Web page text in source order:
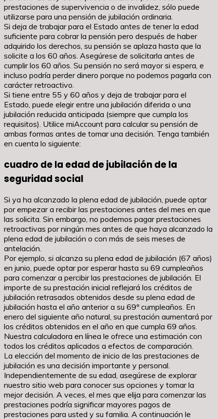
prestaciones de supervivencia o de invalidez, sólo puede
utilizarse para una pensión de jubilación ordinaria.
Si deja de trabajar para el Estado antes de tener la edad
suficiente para cobrar la pensión pero después de haber
adquirido los derechos, su pensión se aplaza hasta que la
solicite a los 60 años. Asegúrese de solicitarla antes de
cumplir los 60 años. Su pensión no será mayor si espera, e
incluso podría perder dinero porque no podemos pagarla con
carácter retroactivo.
Si tiene entre 55 y 60 años y deja de trabajar para el
Estado, puede elegir entre una jubilación diferida o una
jubilación reducida anticipada (siempre que cumpla los
requisitos). Utilice miAccount para calcular su pensión de
ambas formas antes de tomar una decisión. Tenga también
en cuenta lo siguiente:
cuadro de la edad de jubilación de la
seguridad social
Si ya ha alcanzado la plena edad de jubilación, puede optar
por empezar a recibir las prestaciones antes del mes en que
las solicita. Sin embargo, no podemos pagar prestaciones
retroactivas por ningún mes antes de que haya alcanzado la
plena edad de jubilación o con más de seis meses de
antelación.
Por ejemplo, si alcanza su plena edad de jubilación (67 años)
en junio, puede optar por esperar hasta su 69 cumpleaños
para comenzar a percibir las prestaciones de jubilación. El
importe de su prestación inicial reflejará los créditos de
jubilación retrasados obtenidos desde su plena edad de
jubilación hasta el año anterior a su 69º cumpleaños. En
enero del siguiente año natural, su prestación aumentará por
los créditos obtenidos en el año en que cumpla 69 años.
Nuestra calculadora en línea le ofrece una estimación con
todos los créditos aplicados a efectos de comparación.
La elección del momento de inicio de las prestaciones de
jubilación es una decisión importante y personal.
Independientemente de su edad, asegúrese de explorar
nuestro sitio web para conocer sus opciones y tomar la
mejor decisión. A veces, el mes que elija para comenzar las
prestaciones podría significar mayores pagos de
prestaciones para usted y su familia. A continuación le